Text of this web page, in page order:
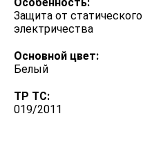
Защита от статического
электричества
Основной цвет:
Белый
ТР ТС:
019/2011